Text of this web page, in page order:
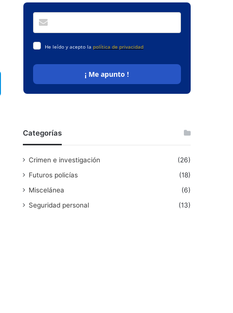
He leído y acepto la política de privacidad
¡ Me apunto !
Categorías
Crimen e investigación
(26)
Futuros policías
(18)
Miscelánea
(6)
Seguridad personal
(13)